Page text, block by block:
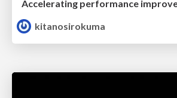
kitanosirokuma